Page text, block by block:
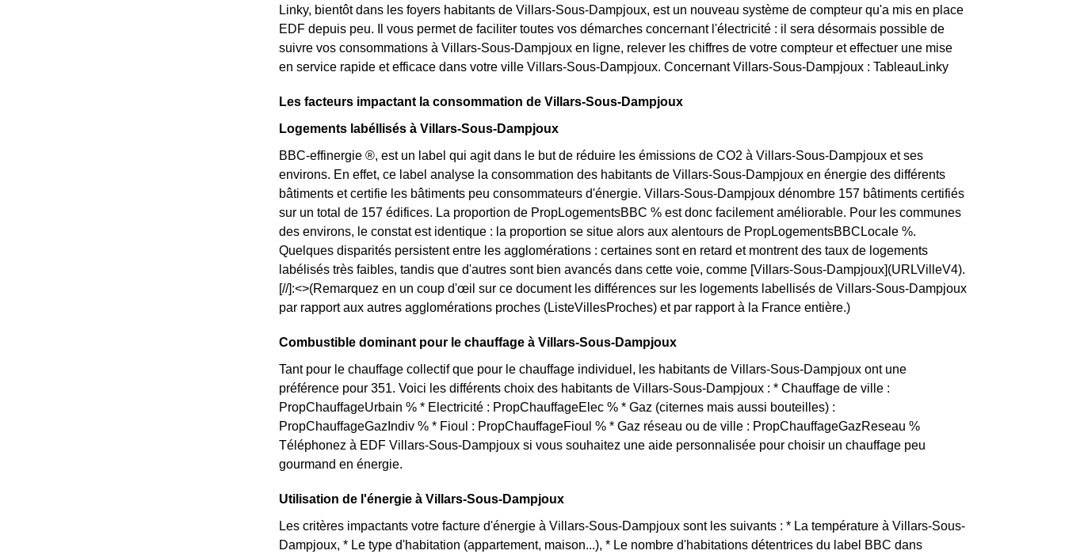
Linky, bientôt dans les foyers habitants de Villars-Sous-Dampjoux, est un nouveau système de compteur qu'a mis en place
EDF depuis peu. Il vous permet de faciliter toutes vos démarches concernant l'électricité : il sera désormais possible de
suivre vos consommations à Villars-Sous-Dampjoux en ligne, relever les chiffres de votre compteur et effectuer une mise
en service rapide et efficace dans votre ville Villars-Sous-Dampjoux. Concernant Villars-Sous-Dampjoux : TableauLinky
Les facteurs impactant la consommation de Villars-Sous-Dampjoux
Logements labéllisés à Villars-Sous-Dampjoux
BBC-effinergie ®, est un label qui agit dans le but de réduire les émissions de CO2 à Villars-Sous-Dampjoux et ses
environs. En effet, ce label analyse la consommation des habitants de Villars-Sous-Dampjoux en énergie des différents
bâtiments et certifie les bâtiments peu consommateurs d'énergie. Villars-Sous-Dampjoux dénombre 157 bâtiments certifiés
sur un total de 157 édifices. La proportion de PropLogementsBBC % est donc facilement améliorable. Pour les communes
des environs, le constat est identique : la proportion se situe alors aux alentours de PropLogementsBBCLocale %.
Quelques disparités persistent entre les agglomérations : certaines sont en retard et montrent des taux de logements
labélisés très faibles, tandis que d'autres sont bien avancés dans cette voie, comme [Villars-Sous-Dampjoux](URLVilleV4).
[//]:<>(Remarquez en un coup d'œil sur ce document les différences sur les logements labellisés de Villars-Sous-Dampjoux
par rapport aux autres agglomérations proches (ListeVillesProches) et par rapport à la France entière.)
Combustible dominant pour le chauffage à Villars-Sous-Dampjoux
Tant pour le chauffage collectif que pour le chauffage individuel, les habitants de Villars-Sous-Dampjoux ont une
préférence pour 351. Voici les différents choix des habitants de Villars-Sous-Dampjoux : * Chauffage de ville :
PropChauffageUrbain % * Electricité : PropChauffageElec % * Gaz (citernes mais aussi bouteilles) :
PropChauffageGazIndiv % * Fioul : PropChauffageFioul % * Gaz réseau ou de ville : PropChauffageGazReseau %
Téléphonez à EDF Villars-Sous-Dampjoux si vous souhaitez une aide personnalisée pour choisir un chauffage peu
gourmand en énergie.
Utilisation de l'énergie à Villars-Sous-Dampjoux
Les critères impactants votre facture d'énergie à Villars-Sous-Dampjoux sont les suivants : * La température à Villars-Sous-
Dampjoux, * Le type d'habitation (appartement, maison...), * Le nombre d'habitations détentrices du label BBC dans